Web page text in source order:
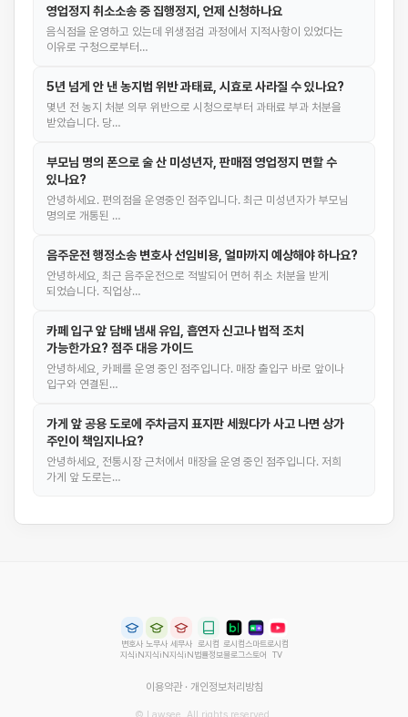
영업정지 취소소송 중 집행정지, 언제 신청하나요
음식점을 운영하고 있는데 위생점검 과정에서 지적사항이 있었다는
이유로 구청으로부터…
5년 넘게 안 낸 농지법 위반 과태료, 시효로 사라질 수 있나요?
몇년 전 농지 처분 의무 위반으로 시청으로부터 과태료 부과 처분을
받았습니다. 당…
부모님 명의 폰으로 술 산 미성년자, 판매점 영업정지 면할 수
있나요?
안녕하세요. 편의점을 운영중인 점주입니다. 최근 미성년자가 부모님
명의로 개통된 …
음주운전 행정소송 변호사 선임비용, 얼마까지 예상해야 하나요?
안녕하세요, 최근 음주운전으로 적발되어 면허 취소 처분을 받게
되었습니다. 직업상…
카페 입구 앞 담배 냄새 유입, 흡연자 신고나 법적 조치
가능한가요? 점주 대응 가이드
안녕하세요, 카페를 운영 중인 점주입니다. 매장 출입구 바로 앞이나
입구와 연결된…
가게 앞 공용 도로에 주차금지 표지판 세웠다가 사고 나면 상가
주인이 책임지나요?
안녕하세요, 전통시장 근처에서 매장을 운영 중인 점주입니다. 저희
가게 앞 도로는…
변호사
지식iN
노무사
지식iN
세무사
지식iN
로시컴
법률정보
로시컴
블로그
스마트
스토어
로시컴
TV
이용약관· 개인정보처리방침